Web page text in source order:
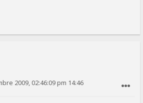
2009, 02:46:09 pm 14:46